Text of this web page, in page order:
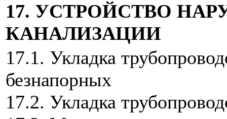
17. УСТРОЙСТВО
КАНАЛИЗАЦИИ
17.1. Укладка
безнапорных
17.2. Укладка